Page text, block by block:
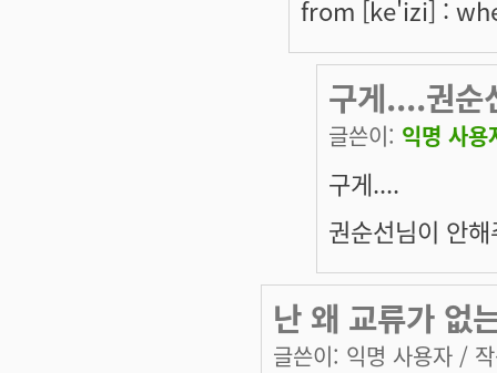
from [ke'izi] :
구게....권순
글쓴이: 익명 사용
구게....
권순선님이 안
난 왜 교류가 없
글쓴이: 익명 사용자 /